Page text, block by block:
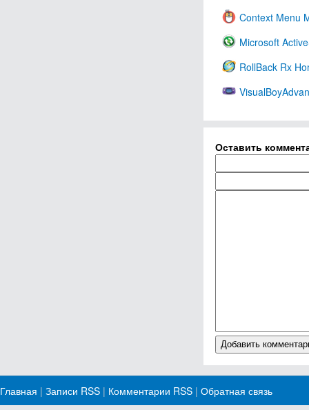
Context Menu
Microsoft
RollBack Rx
Оставить
Главная | Записи RSS | Комментарии RSS | Обратная связь